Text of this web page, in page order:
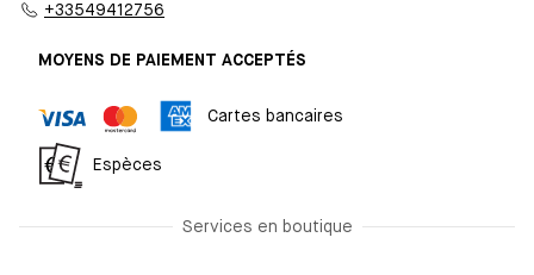
+33549412756
MOYENS DE PAIEMENT ACCEPTÉS
Cartes bancaires
Espèces
Services en boutique